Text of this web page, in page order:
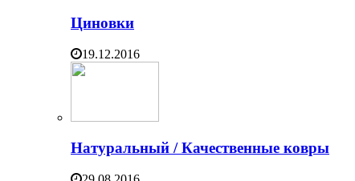
Циновки
19.12.2016
Натуральный / Качественные ковры